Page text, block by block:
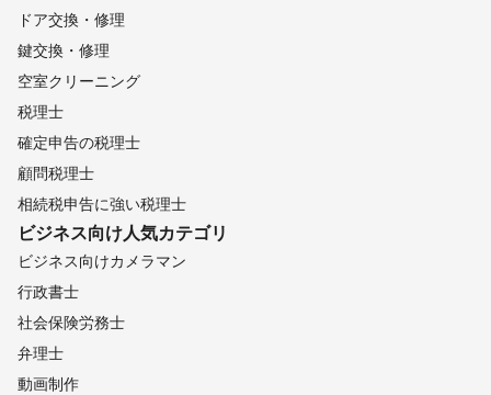
ドア交換・修理
鍵交換・修理
空室クリーニング
税理士
確定申告の税理士
顧問税理士
相続税申告に強い税理士
ビジネス向け人気カテゴリ
ビジネス向けカメラマン
行政書士
社会保険労務士
弁理士
動画制作